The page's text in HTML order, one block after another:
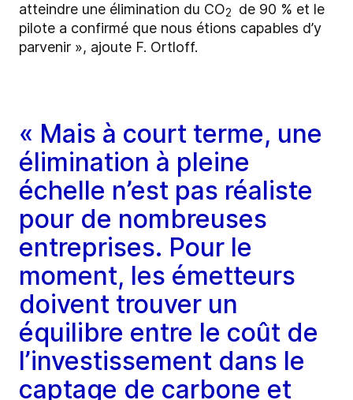
atteindre une élimination du CO2
de 90 % et le
pilote a confirmé que nous étions capables d’y
parvenir », ajoute F. Ortloff.
« Mais à court terme, une
élimination à pleine
échelle n’est pas réaliste
pour de nombreuses
entreprises. Pour le
moment, les émetteurs
doivent trouver un
équilibre entre le coût de
l’investissement dans le
captage de carbone et